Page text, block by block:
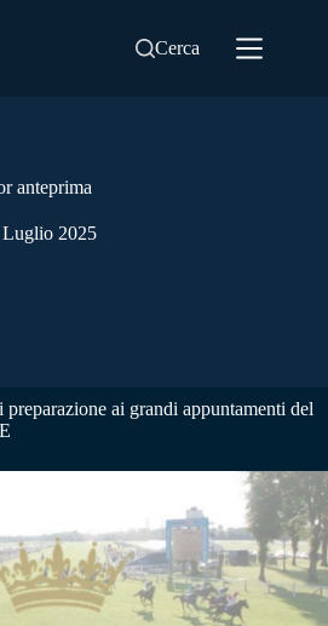
Cerca
anteprima
Luglio 2025
ai grandi appuntamenti del